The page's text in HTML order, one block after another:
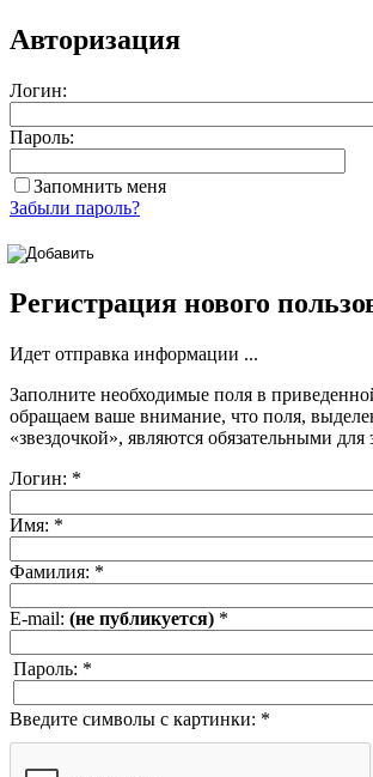
Авторизация
Логин:
Пароль:
Запомнить меня
Забыли пароль?
Регистрация нового
Идет отправка информации ...
Заполните необходимые поля в
обращаем ваше внимание, что поля,
«звездочкой», являются обязательными для
Логин: *
Имя: *
Фамилия: *
E-mail: (не публикуется) *
Пароль: *
Введите символы с картинки: *